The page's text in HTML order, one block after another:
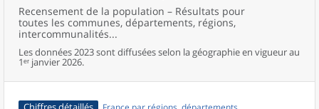
Recensement de la population – Résultats pour
toutes les communes, départements, régions,
intercommunalités...
Les données 2023 sont diffusées selon la géographie en vigueur au
1ᵉʳ janvier 2026.